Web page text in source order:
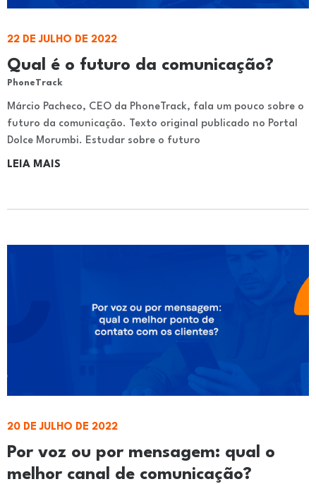
Qual é o futuro da comunicação?
PhoneTrack
22 DE JULHO DE 2022
Márcio Pacheco, CEO da PhoneTrack, fala um pouco sobre o
futuro da comunicação. Texto original publicado no Portal
Dolce Morumbi. Estudar sobre o futuro
LEIA MAIS
Por voz ou por mensagem: qual o
melhor canal de comunicação?
20 DE JULHO DE 2022